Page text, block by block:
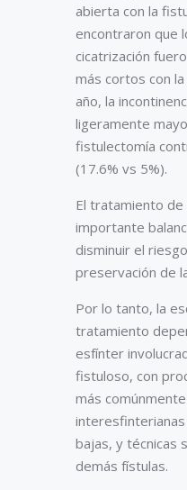
abierta con la
encontraron que
cicatrización
más cortos con
año, la
ligeramente
fistulectomía
(17.6% vs 5%).
El tratamiento
importante
disminuir el
preservación de
Por lo tanto, la
tratamiento
esfínter
fistuloso, con
más
bajas, y técnicas
demás fístulas.